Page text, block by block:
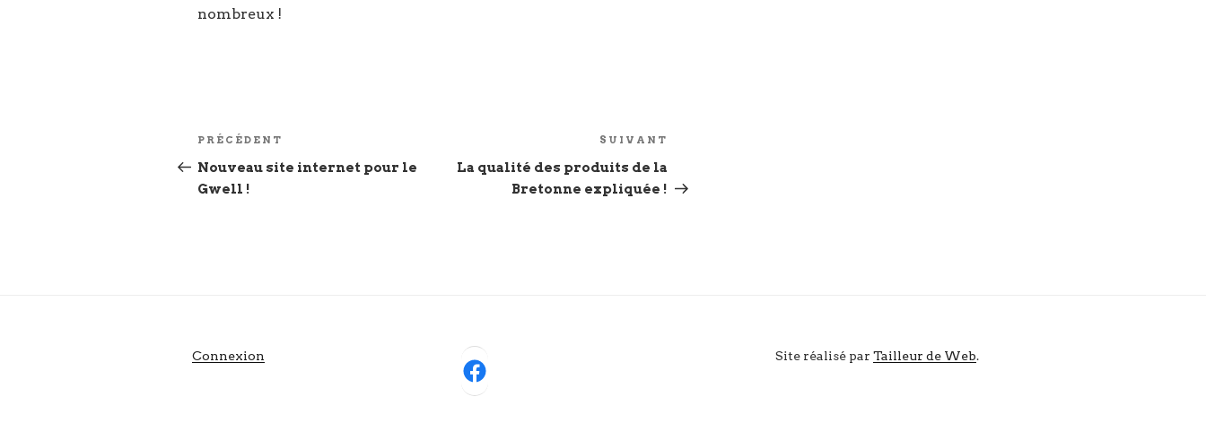
nombreux !
Navigation
de
l’article
Article
précédent
PRÉCÉDENT
Nouveau site internet pour le
Gwell !
SUIVANT
La qualité des produits de la
Bretonne expliquée !
Connexion
Facebook
Site réalisé parTailleur de Web.